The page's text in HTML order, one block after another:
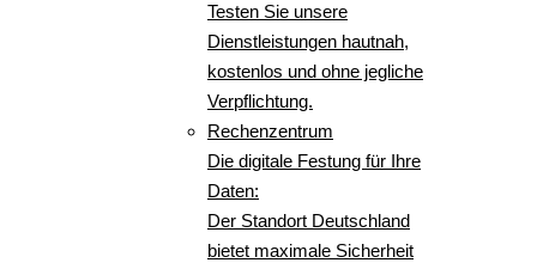
Testen Sie unsere
Dienstleistungen hautnah,
kostenlos und ohne jegliche
Verpflichtung.
Rechenzentrum
Die digitale Festung für Ihre
Daten:
Der Standort Deutschland
bietet maximale Sicherheit